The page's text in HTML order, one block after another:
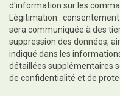
d'information sur les
Légitimation :
sera communiquée à des
suppression des données,
indiqué dans les
détaillées supplémentaires
de confidentialité et de